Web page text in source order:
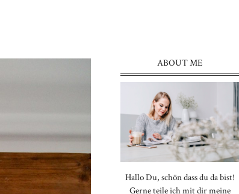
ABOUT ME
Hallo Du, schön dass du da bist!
Gerne teile ich mit dir meine